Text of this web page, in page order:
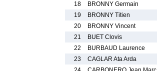
18
BRONNY Germain
19
BRONNY Titien
20
BRONNY Vincent
21
BUET Clovis
22
BURBAUD Laurence
23
CAGLAR Ata Arda